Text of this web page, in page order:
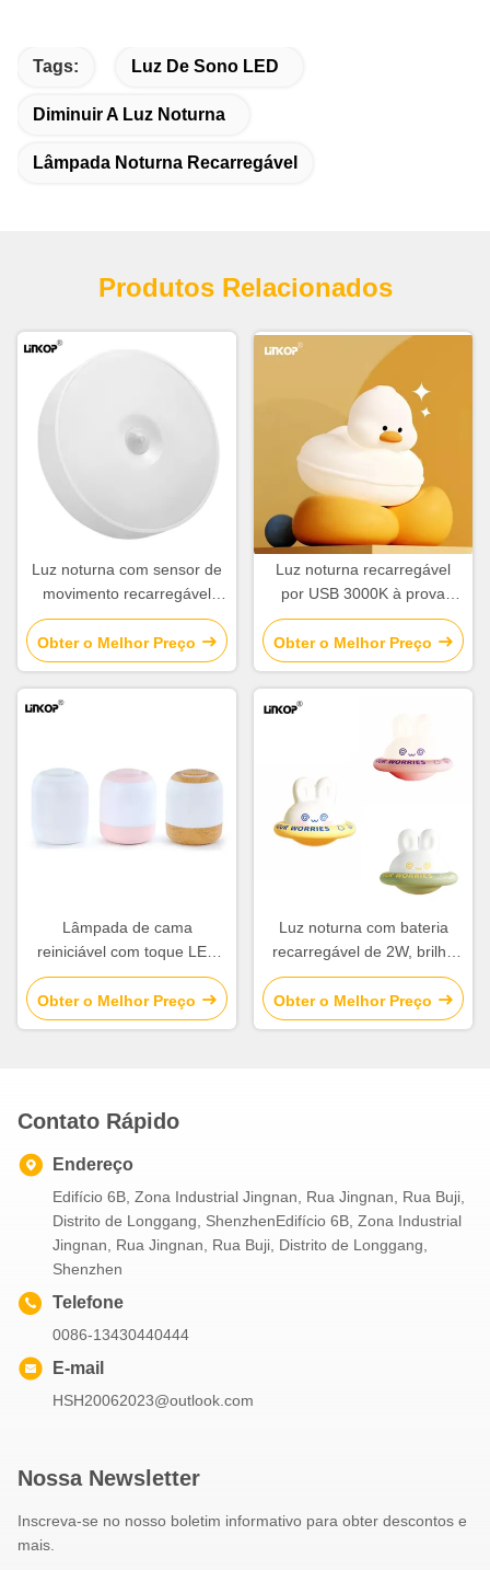
Tags: Luz De Sono LED
Diminuir A Luz Noturna
Lâmpada Noturna Recarregável
Produtos Relacionados
Luz noturna com sensor de
movimento recarregável
IP33 3000K com
temperatura de cor regulável
Obter o Melhor Preço
Luz noturna recarregável
por USB 3000K à prova
d'água IP33 Lâmpada de
cabeceira LED
Obter o Melhor Preço
Lâmpada de cama
reiniciável com toque LED
3000k-6000K Três cores
ajustáveis IP33
Obter o Melhor Preço
Luz noturna com bateria
recarregável de 2W, brilho
ajustável, 3000K,
desligamento programado, 3
velocidades
Obter o Melhor Preço
Contato Rápido
Endereço
Edifício 6B, Zona Industrial Jingnan, Rua Jingnan, Rua Buji,
Distrito de Longgang, ShenzhenEdifício 6B, Zona Industrial
Jingnan, Rua Jingnan, Rua Buji, Distrito de Longgang,
Shenzhen
Telefone
0086-13430440444
E-mail
HSH20062023@outlook.com
Nossa Newsletter
Inscreva-se no nosso boletim informativo para obter descontos e
mais.